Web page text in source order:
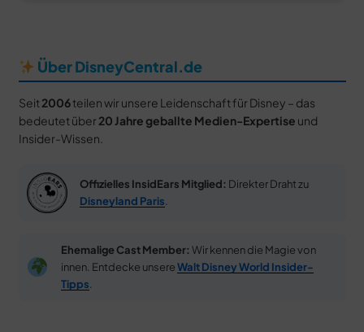
Über DisneyCentral.de
Seit 2006teilen wir unsere Leidenschaft für Disney – das
bedeutet über 20 Jahre geballte Medien-Expertise und
Insider-Wissen.
Offizielles InsidEars Mitglied: Direkter Draht zu
Disneyland Paris
Ehemalige Cast Member: Wir kennen die Magie von
innen. Entdecke unsereWalt Disney World Insider-
Tipps